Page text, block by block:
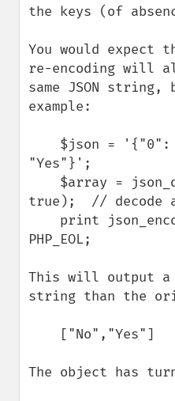
the keys (of
You would expect
re-encoding will
same JSON
example:
"Yes"}';
true);  // decode
PHP_EOL;
This will output a
string than the
The object has